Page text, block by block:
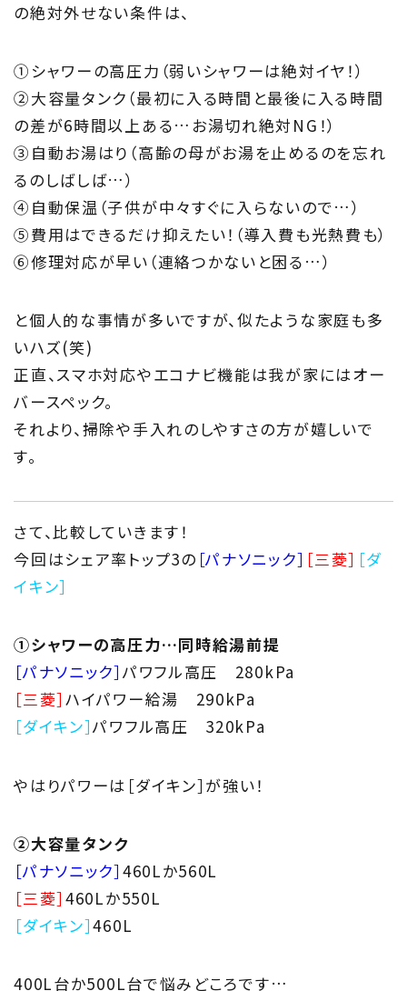
Maintenance
家のメンテナンス
じゅうmado
住宅相談窓口 じゅうmado
の絶対外せない条件は、
①シャワーの高圧力（弱いシャワーは絶対イヤ！）
②大容量タンク（最初に入る時間と最後に入る時間
の差が6時間以上ある…お湯切れ絶対NG！）
③自動お湯はり（高齢の母がお湯を止めるのを忘れ
るのしばしば…）
④自動保温（子供が中々すぐに入らないので…）
⑤費用はできるだけ抑えたい！（導入費も光熱費も）
⑥修理対応が早い（連絡つかないと困る…）
と個人的な事情が多いですが、似たような家庭も多
いハズ(笑)
正直、スマホ対応やエコナビ機能は我が家にはオー
バースペック。
それより、掃除や手入れのしやすさの方が嬉しいで
す。
さて、比較していきます！
今回はシェア率トップ3の ［パナソニック］ ［三菱］ ［ダ
イキン］
①シャワーの高圧力…同時給湯前提
［パナソニック］ パワフル高圧 280kPa
［三菱］ハイパワー給湯 290kPa
［ダイキン］パワフル高圧 320kPa
やはりパワーは［ダイキン］が強い！
②大容量タンク
［パナソニック］ 460Lか560L
［三菱］460Lか550L
［ダイキン］460L
400L台か500L台で悩みどころです…